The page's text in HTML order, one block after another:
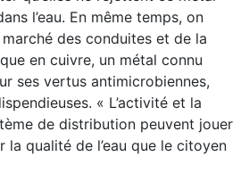
l’eau. En même temps, on
des conduites et de la
en cuivre, un métal connu
ses vertus antimicrobiennes,
« L’activité et la
de distribution peuvent jouer
la qualité de l’eau que le citoyen